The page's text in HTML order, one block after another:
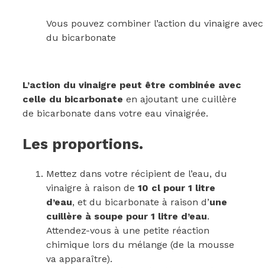
Vous pouvez combiner l’action du vinaigre
du bicarbonate
L’action du vinaigre peut être combinée avec
celle du bicarbonate en ajoutant une cuillère
de bicarbonate dans votre eau vinaigrée.
Les proportions.
Mettez dans votre récipient de l’eau, du
vinaigre à raison de 10 cl pour 1 litre
d’eau, et du bicarbonate à raison d’une
cuillère à soupe pour 1 litre d’eau.
Attendez-vous à une petite réaction
chimique lors du mélange (de la mousse
va apparaître).